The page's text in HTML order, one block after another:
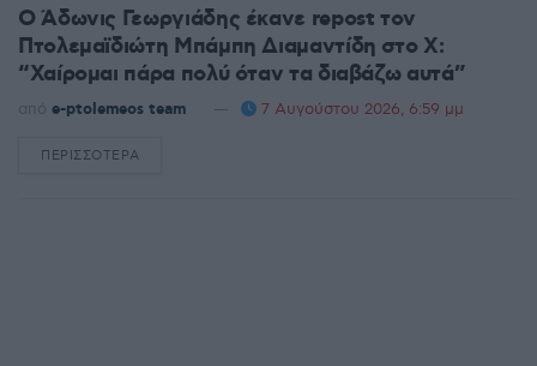
Ο Άδωνις Γεωργιάδης έκανε repost τον
Πτολεμαϊδιώτη Μπάμπη Διαμαντίδη στο X:
“Χαίρομαι πάρα πολύ όταν τα διαβάζω αυτά”
από e-ptolemeos team 7 Αυγούστου 2026, 6:59 μμ
ΠΕΡΙΣΣΌΤΕΡΑ